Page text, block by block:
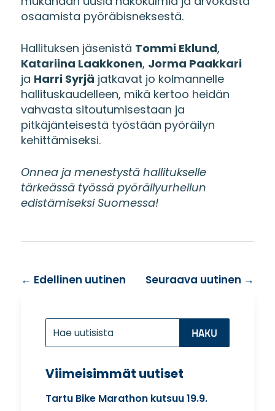
osaamista pyöräbisneksestä.
Hallituksen jäsenistä Tommi Eklund,
Katariina Laakkonen, Jorma Paakkari
ja Harri Syrjä jatkavat jo kolmannelle
hallituskaudelleen, mikä kertoo heidän
vahvasta sitoutumisestaan ja
pitkäjänteisestä työstään pyöräilyn
kehittämiseksi.
Onnea ja menestystä hallitukselle
tärkeässä työssä pyöräilyurheilun
edistämiseksi Suomessa!
← Edellinen uutinen Seuraava uutinen →
for...
Viimeisimmät uutiset
Tartu Bike Marathon kutsuu 19.9.